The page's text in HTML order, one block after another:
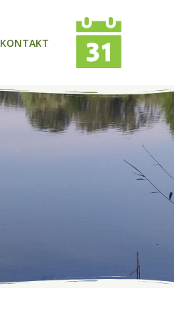
KONTAKT